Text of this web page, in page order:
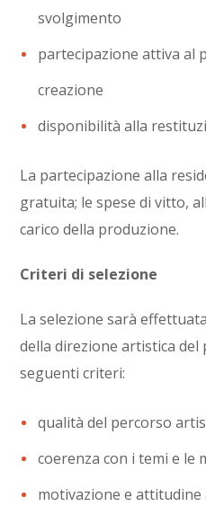
svolgimento
partecipazione attiva al
creazione
disponibilità alla
La partecipazione alla
gratuita; le spese di vitto,
carico della produzione.
Criteri di selezione
La selezione sarà
della direzione artistica
seguenti criteri:
qualità del percorso
coerenza con i temi e le
motivazione e